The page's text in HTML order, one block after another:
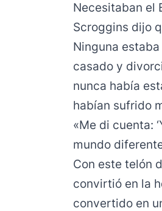
Necesitaban el
Scroggins dijo
Ninguna
casado y
nunca había
habían sufrido
«Me di cuenta:
mundo
Con este telón
convirtió en la
convertido en